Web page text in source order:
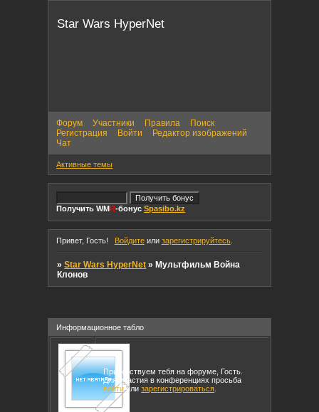
Star Wars HyperNet
Форум Участники Правила
Поиск
Регистрация
Войти
Редактор изображений
Чат
Активные темы
Получить WMR-бонусSpasibo.kz
Привет, Гость! Войдитеили зарегистрируйтесь.
»Star Wars HyperNet »Мультфильм Война
Клонов
Информационное табло
Приветствуем тебя на форуме, Гость.
Для участия в конференциях просьба
войтиилизарегистрироваться